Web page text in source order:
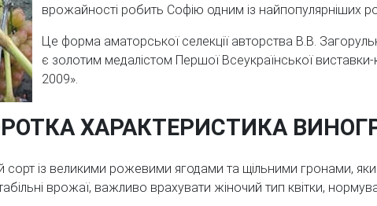
врожайності робить Софію одним із найпопулярніших
Це форма аматорської селекції авторства В.В.
є золотим медалістом Першої Всеукраїнської
2009».
ХАРАКТЕРИСТИКА
із великими рожевими ягодами та щільними гронами,
врожаї, важливо врахувати жіночий тип квітки,